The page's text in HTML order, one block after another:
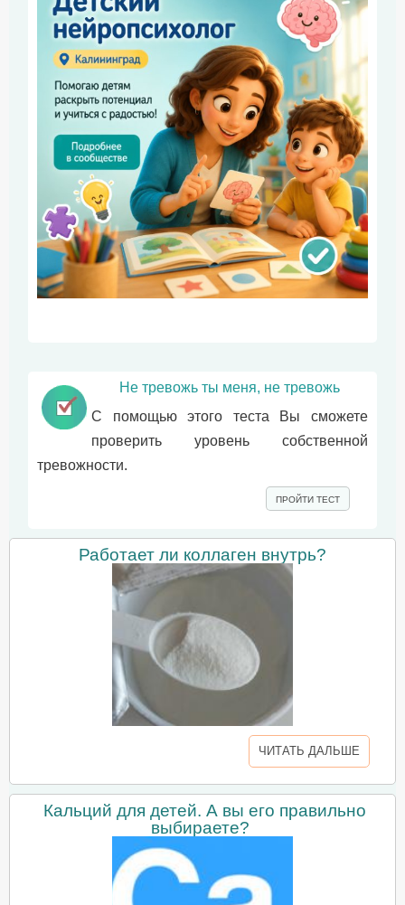
Не тревожь ты меня, не тревожь
С помощью этого теста Вы сможете
проверить уровень собственной
тревожности.
ПРОЙТИ ТЕСТ
Работает ли коллаген внутрь?
ЧИТАТЬ ДАЛЬШЕ
Кальций для детей. А вы его правильно
выбираете?